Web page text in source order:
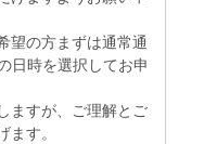
望の方まずは通常通
日時を選択してお申
ますが、ご理解とご
す。